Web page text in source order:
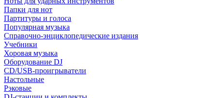
Папки для нот
Партитуры и голоса
Популярная музыка
Справочно-энциклопедические издания
Учебники
Хоровая музыка
Оборудование DJ
CD/USB-проигрыватели
Настольные
Рэковые